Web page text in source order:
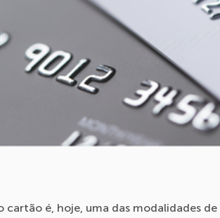
é, hoje, uma das modalidades